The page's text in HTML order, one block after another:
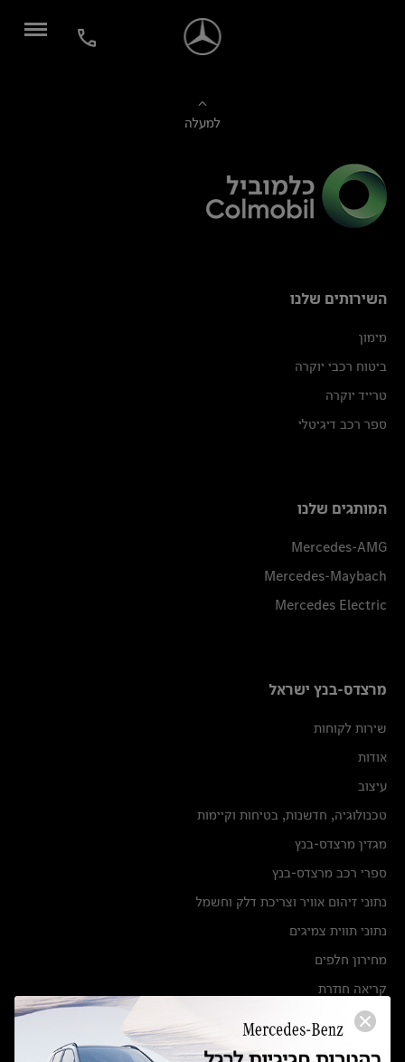
למעלה
השירותים שלנו
מימון
ביטוח רכבי יוקרה
טרייד יוקרה
ספר רכב דיגיטלי
המותגים שלנו
Mercedes-AMG
Mercedes-Maybach
Mercedes Electric
מרצדס-בנץ ישראל
שירות לקוחות
אודות
עיצוב
טכנולוגיה, חדשנות, בטיחות וקיימות
מגזין מרצדס-בנץ
ספרי רכב מרצדס-בנץ
נתוני זיהום אוויר וצריכת דלק וחשמל
נתוני תווית צמיגים
מחירון חלפים
קריאה חוזרת
הודעה על הטבות לרכבי מרצדס בהסדר פשרה בתצ 56447-02-19